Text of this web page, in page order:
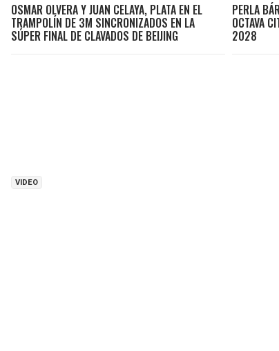
OSMAR OLVERA Y JUAN CELAYA, PLATA EN EL
TRAMPOLÍN DE 3M SINCRONIZADOS EN LA
SÚPER FINAL DE CLAVADOS DE BEIJING
PERLA
OCTAVA
2028
VIDEO